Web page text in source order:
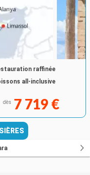
raffinée
all-inclusive
dès 7 719 €